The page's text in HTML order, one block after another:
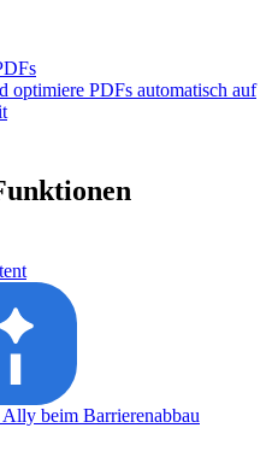
optimiere PDFs automatisch auf
beim Barrierenabbau